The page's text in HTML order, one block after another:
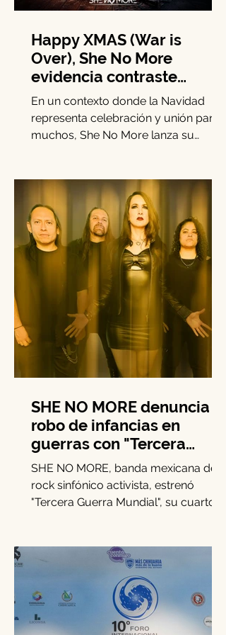
Happy XMAS (War is
Over), She No More
evidencia contraste
navideño y llama a la
solidaridad en tiempos de
En un contexto donde la Navidad
versión metal sinfónica de “Happy
Xmas (War Is Over)”, recordando que
millones de personas en zonas de
conflicto armado no tienen motivos
para festejar. La banda mexicana
transforma el clásico de John Lennon
y Yoko Ono en un llamado directo a
la empatía.
SHE NO MORE denuncia el
robo de infancias en
guerras con "Tercera
Guerra Mundial"
SHE NO MORE, banda mexicana de
sencillo de 2025.